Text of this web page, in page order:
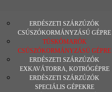
ERDÉSZETI SZÁRZÚZÓK
CSÚSZÓKORMÁNYZÁSÚ GÉPRE
TÚSKÓMARÓK
CSÚSZÓKORMÁNYZÁSÚ GÉPRE
ERDÉSZETI SZÁRZÚZÓK
EXKAVÁTORRA, KOTRÓGÉPRE
ERDÉSZETI SZÁRZÚZÓK
SPECIÁLIS GÉPEKRE